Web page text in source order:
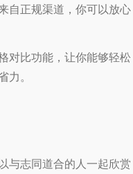
自正规渠道，你可以放心
对比功能，让你能够轻松
。
与志同道合的人一起欣赏